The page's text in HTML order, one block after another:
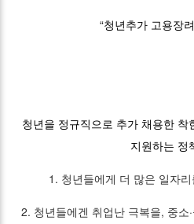
“청년추가 고용장
청년을 정규직으로 추가 채용한 착
지원하는 정
1. 청년들에게 더 많은 일자
2. 청년들에겐 취업난 극복을, 중소